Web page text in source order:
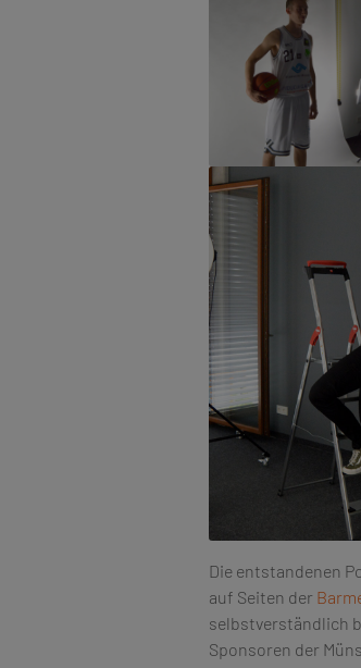
Die entstandenen
auf Seiten der
selbstverständlich
Sponsoren der